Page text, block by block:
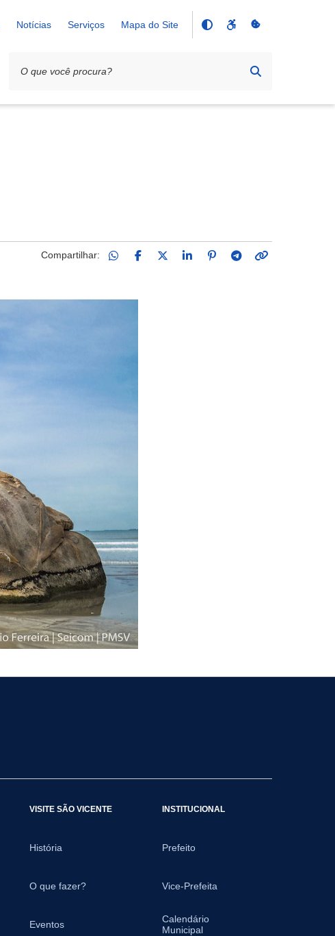
Notícias Serviços Mapa do Site
Compartilhar:
VISITE SÃO VICENTE
História
O que fazer?
Eventos
INSTITUCIONAL
Prefeito
Vice-Prefeita
Calendário
Municipal